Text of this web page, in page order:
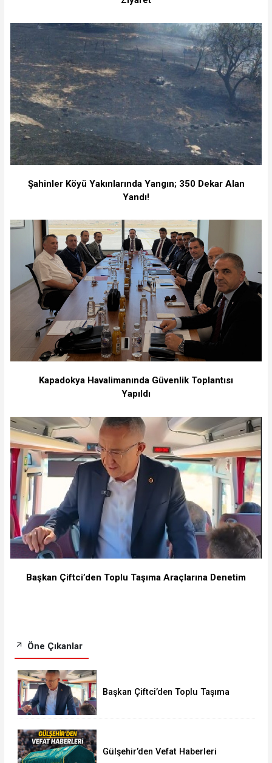
Şahinler Köyü Yakınlarında Yangın; 350 Dekar Alan
Yandı!
Kapadokya Havalimanında Güvenlik Toplantısı
Yapıldı
Başkan Çiftci’den Toplu Taşıma Araçlarına Denetim
Öne Çıkanlar
Başkan Çiftci’den Toplu Taşıma
Gülşehir’den Vefat Haberleri